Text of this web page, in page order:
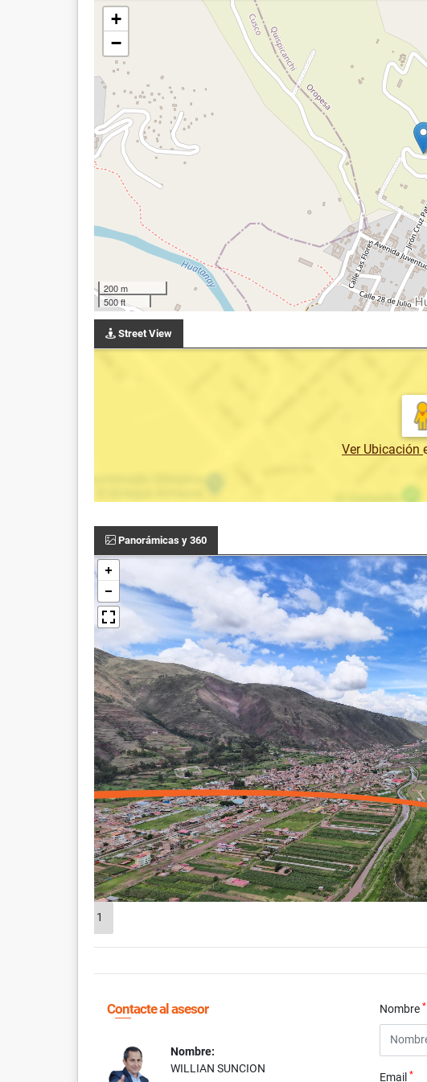
+
−
200 m
500 ft
Street View
Ver Ubicación
Panorámicas y 360
1
Contacte al asesor
Nombre:
WILLIAN SUNCION
Nombre *
Email *